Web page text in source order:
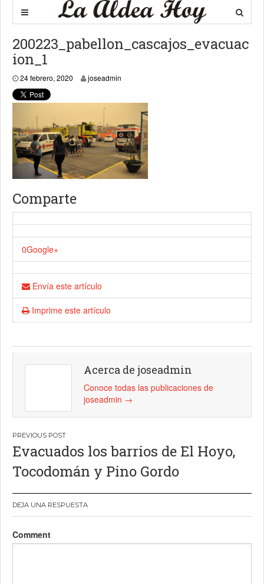
200223_pabellon_cascajos_evacuac
ion_1
24 febrero, 2020 joseadmin
Comparte
0Google+
Envía este artículo
Imprime este artículo
Acerca de joseadmin
Conoce todas las publicaciones de
joseadmin →
Navegación
de
entradas
Evacuados los barrios de El Hoyo,
Tocodomán y Pino Gordo
DEJA UNA RESPUESTA
Comment